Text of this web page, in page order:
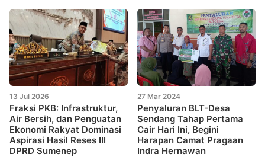
13 Jul 2026
Fraksi PKB: Infrastruktur,
Air Bersih, dan Penguatan
Ekonomi Rakyat Dominasi
Aspirasi Hasil Reses III
DPRD Sumenep
27 Mar 2024
Penyaluran BLT-Desa
Sendang Tahap Pertama
Cair Hari Ini, Begini
Harapan Camat Pragaan
Indra Hernawan